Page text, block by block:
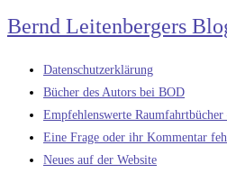
Zum
Inhalt
springen
Bernd Leitenbergers
Datenschutzerklärung
Bücher des Autors bei BOD
Empfehlenswerte
Eine Frage oder ihr Kommentar
Neues auf der Website